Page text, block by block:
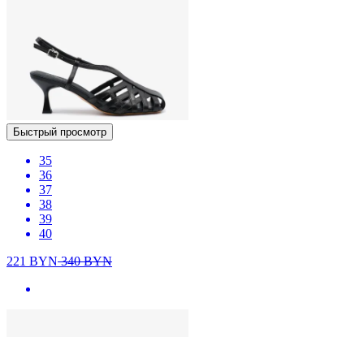
Быстрый просмотр
35
36
37
38
39
40
221 BYN340BYN